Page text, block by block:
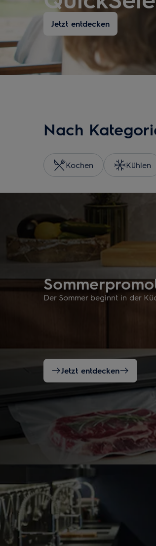
Jetzt entdecken
Nach
Kochen Kühlen
Der Sommer beginnt in der
Jetzt entdecken